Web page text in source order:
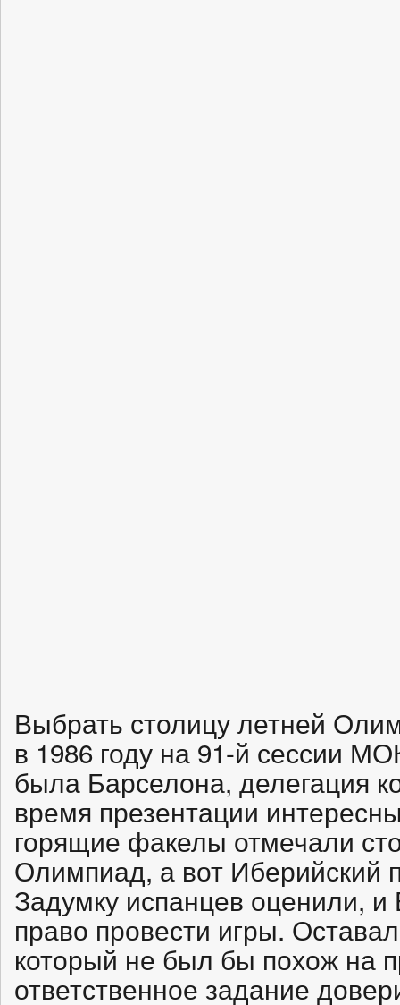
Выбрать столицу летней
в 1986 году на 91-й сессии
была Барселона, делегация
время презентации
горящие факелы отмечали
Олимпиад, а вот Иберийский
Задумку испанцев оценили,
право провести игры.
который не был бы похож на
ответственное задание